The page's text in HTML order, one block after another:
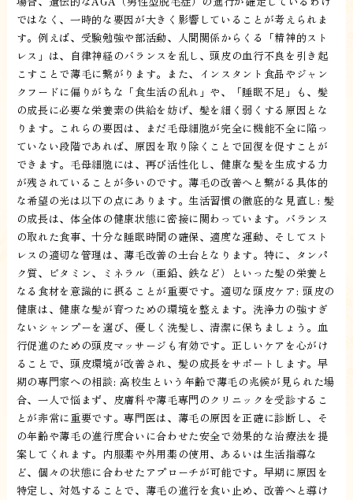
ではなく、一時的な要因が大きく影響していることが考えられま
す。例えば、受験勉強や部活動、人間関係からくる「精神的スト
レス」は、自律神経のバランスを乱し、頭皮の血行不良を引き起
こすことで薄毛に繋がります。また、インスタント食品やジャン
クフードに偏りがちな「食生活の乱れ」や、「睡眠不足」も、髪
の成長に必要な栄養素の供給を妨げ、髪を細く弱くする原因とな
ります。これらの要因は、まだ毛母細胞が完全に機能不全に陥っ
ていない段階であれば、原因を取り除くことで回復を促すことが
できます。毛母細胞には、再び活性化し、健康な髪を生成する力
が残されていることが多いのです。薄毛の改善へと繋がる具体的
な希望の光は以下の点にあります。生活習慣の徹底的な見直し: 髪
の成長は、体全体の健康状態に密接に関わっています。バランス
の取れた食事、十分な睡眠時間の確保、適度な運動、そしてスト
レスの適切な管理は、薄毛改善の土台となります。特に、タンパ
ク質、ビタミン、ミネラル（亜鉛、鉄など）といった髪の栄養と
なる食材を意識的に摂ることが重要です。適切な頭皮ケア: 頭皮の
健康は、健康な髪が育つための環境を整えます。洗浄力の強すぎ
ないシャンプーを選び、優しく洗髪し、清潔に保ちましょう。血
行促進のための頭皮マッサージも有効です。正しいケアを心がけ
ることで、頭皮環境が改善され、髪の成長をサポートします。早
期の専門家への相談: 高校生という年齢で薄毛の兆候が見られた場
合、一人で悩まず、皮膚科や薄毛専門のクリニックを受診するこ
とが非常に重要です。専門医は、薄毛の原因を正確に診断し、そ
の年齢や薄毛の進行度合いに合わせた安全で効果的な治療法を提
案してくれます。内服薬や外用薬の使用、あるいは生活指導な
ど、個々の状態に合わせたアプローチが可能です。早期に原因を
特定し、対処することで、薄毛の進行を食い止め、改善へと導け